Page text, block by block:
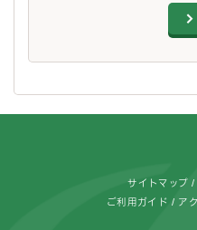
サイトマップ
ご利用ガイド ア